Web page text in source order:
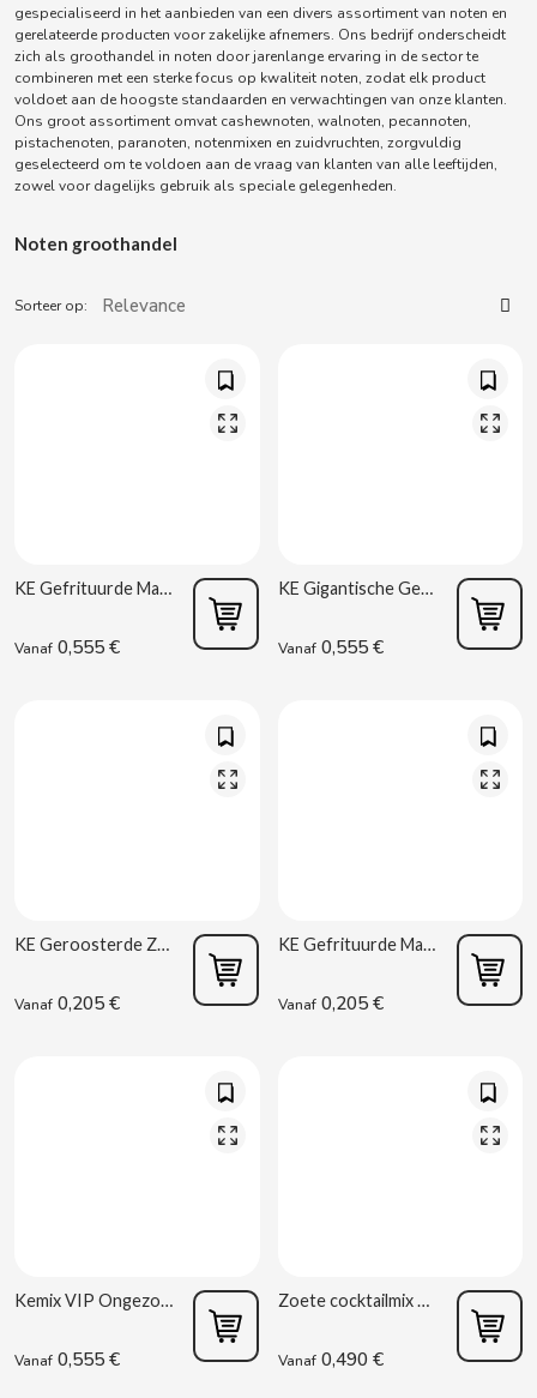
Sappen en smoothies
Zoute snacks
Spaanse torreznos groothandel
Cashewnoten groothandel
Parafarmacie
Seksshop
Masturbators
Vibrators
ABS
ADRIEN LASTIC
ALEDA
ALIVE
AMSTEL
B
BECO
BIANCHI VENDING
gespecialiseerd in het aanbieden van een divers assortiment van noten en
gerelateerde producten voor zakelijke afnemers. Ons bedrijf onderscheidt
zich als groothandel in noten door jarenlange ervaring in de sector te
combineren met een sterke focus op kwaliteit noten, zodat elk product
voldoet aan de hoogste standaarden en verwachtingen van onze klanten.
Ons groot assortiment omvat cashewnoten, walnoten, pecannoten,
pistachenoten, paranoten, notenmixen en zuidvruchten, zorgvuldig
geselecteerd om te voldoen aan de vraag van klanten van alle leeftijden,
zowel voor dagelijks gebruik als speciale gelegenheden.
Noten groothandel
Sorteer op:
KE Gefrituurde Maïs met Zout 85 g Kelia R6
Vanaf 0,555 €
KE Gigantische Gefrituurde Maïs met Zout 94 g Kelia R6
Vanaf 0,555 €
KE Geroosterde Zonnebloempitten met Zout 37 g Kelia R2
Vanaf 0,205 €
KE Gefrituurde Maïs met Zout 34 g Kelia R2
Vanaf 0,205 €
Kemix VIP Ongezouten Notenmix 100 g Kelia R6
Vanaf 0,555 €
Zoete cocktailmix 80 g La Baturrica
Vanaf 0,490 €